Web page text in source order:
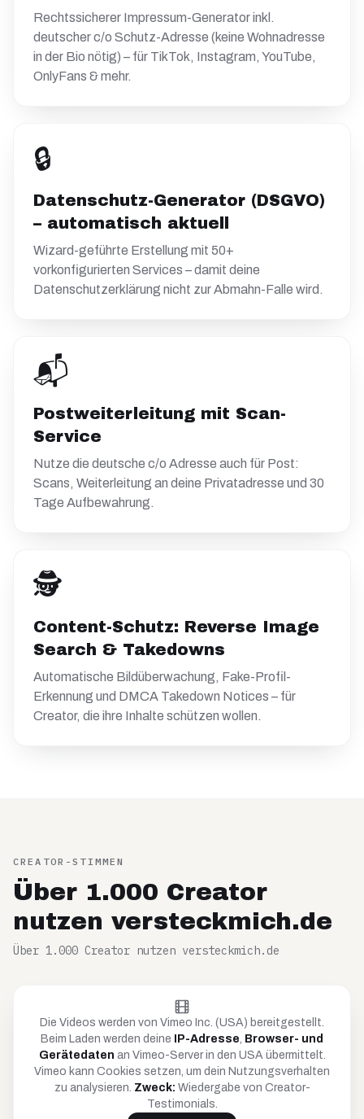
Rechtssicherer Impressum-Generator inkl.
deutscher c/o Schutz-Adresse (keine Wohnadresse
in der Bio nötig) – für TikTok, Instagram, YouTube,
OnlyFans & mehr.
🔒
Datenschutz-Generator (DSGVO)
– automatisch aktuell
Wizard-geführte Erstellung mit 50+
vorkonfigurierten Services – damit deine
Datenschutzerklärung nicht zur Abmahn-Falle wird.
📬
Postweiterleitung mit Scan-
Service
Nutze die deutsche c/o Adresse auch für Post:
Scans, Weiterleitung an deine Privatadresse und 30
Tage Aufbewahrung.
🕵️
Content-Schutz: Reverse Image
Search & Takedowns
Automatische Bildüberwachung, Fake-Profil-
Erkennung und DMCA Takedown Notices – für
Creator, die ihre Inhalte schützen wollen.
CREATOR-STIMMEN
Über 1.000 Creator
nutzen versteckmich.de
Über 1.000 Creator nutzen versteckmich.de
Die Videos werden von Vimeo Inc. (USA) bereitgestellt.
Beim Laden werden deine
IP-Adresse, Browser- und
Gerätedaten an Vimeo-Server in den USA übermittelt.
Vimeo kann Cookies setzen, um dein Nutzungsverhalten
zu analysieren. Zweck: Wiedergabe von Creator-
Testimonials.